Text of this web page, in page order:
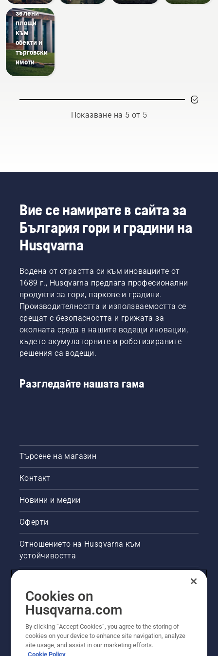
на
зелени
площи
към
обекти и
търговски
имоти
Показване на 5 от 5
Вие се намирате в сайта за
България гори и градини на
Husqvarna
Водена от страстта си към иновациите от
1689 г., Husqvarna предлага професионални
продукти за гори, паркове и градини.
Производителността и използваемостта се
срещат с безопасността и грижата за
околната среда в нашите водещи иновации,
където акумулаторните и роботизираните
решения са водещи.
Разгледайте нашата гама
Търсене на магазин
Контакт
Новини и медии
Оферти
Отношението на Husqvarna към
устойчивостта
Други сайтове на Husqvarna
Cookies on
Husqvarna.com
By clicking “Accept Cookies”, you agree to the storing of
cookies on your device to enhance site navigation, analyze
site usage, and assist in our marketing efforts.
Cookie Policy